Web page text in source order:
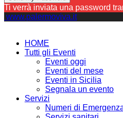
Ti verrà inviata una password
www.palermoviva.it
HOME
Tutti gli Eventi
Eventi oggi
Eventi del mese
Eventi in Sicilia
Segnala un evento
Servizi
Numeri di